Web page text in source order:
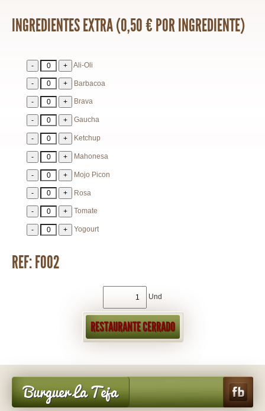
INGREDIENTES EXTRA (0,50 € POR INGREDIENTE)
Ali-Oli
Barbacoa
Brava
Gaucha
Ketchup
Mahonesa
Mojo Picon
Rosa
Tomate
Yogourt
REF: F002
Und
RESTAURANTE CERRADO
Burguer La Teja